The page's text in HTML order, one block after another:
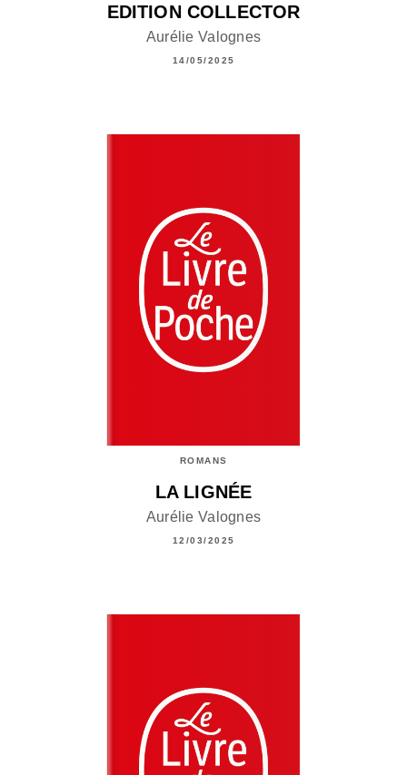
EDITION COLLECTOR
Aurélie Valognes
14/05/2025
ROMANS
LA LIGNÉE
Aurélie Valognes
12/03/2025